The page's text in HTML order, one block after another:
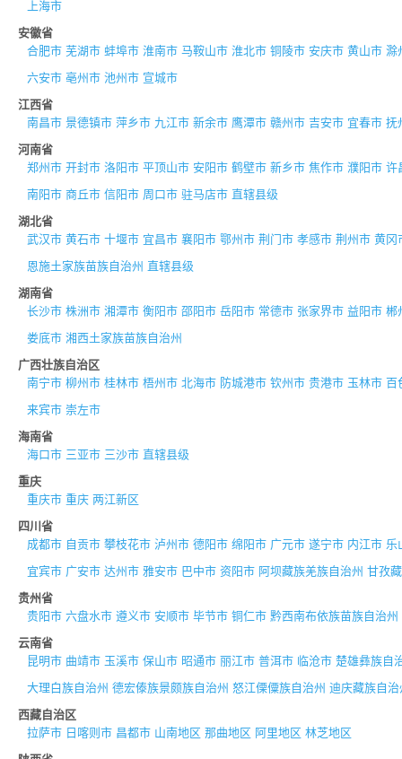
上海市
安徽省
合肥市 芜湖市 蚌埠市 淮南市 马鞍山市 淮北市 铜陵市 安庆市 黄山市 滁
六安市 亳州市 池州市 宣城市
江西省
南昌市 景德镇市 萍乡市 九江市 新余市 鹰潭市 赣州市 吉安市 宜春市 抚
河南省
郑州市 开封市 洛阳市 平顶山市 安阳市 鹤壁市 新乡市 焦作市 濮阳市 许
南阳市 商丘市 信阳市 周口市 驻马店市 直辖县级
湖北省
武汉市 黄石市 十堰市 宜昌市 襄阳市 鄂州市 荆门市 孝感市 荆州市 黄冈
恩施土家族苗族自治州 直辖县级
湖南省
长沙市 株洲市 湘潭市 衡阳市 邵阳市 岳阳市 常德市 张家界市 益阳市 郴
娄底市 湘西土家族苗族自治州
广西壮族自治区
南宁市 柳州市 桂林市 梧州市 北海市 防城港市 钦州市 贵港市 玉林市 百
来宾市 崇左市
海南省
海口市 三亚市 三沙市 直辖县级
重庆
重庆市 重庆 两江新区
四川省
成都市 自贡市 攀枝花市 泸州市 德阳市 绵阳市 广元市 遂宁市 内江市 乐
宜宾市 广安市 达州市 雅安市 巴中市 资阳市 阿坝藏族羌族自治州 甘孜
贵州省
贵阳市 六盘水市 遵义市 安顺市 毕节市 铜仁市 黔西南布依族苗族自治州
云南省
昆明市 曲靖市 玉溪市 保山市 昭通市 丽江市 普洱市 临沧市 楚雄彝族自
大理白族自治州 德宏傣族景颇族自治州 怒江傈僳族自治州 迪庆藏族自治
西藏自治区
拉萨市 日喀则市 昌都市 山南地区 那曲地区 阿里地区 林芝地区